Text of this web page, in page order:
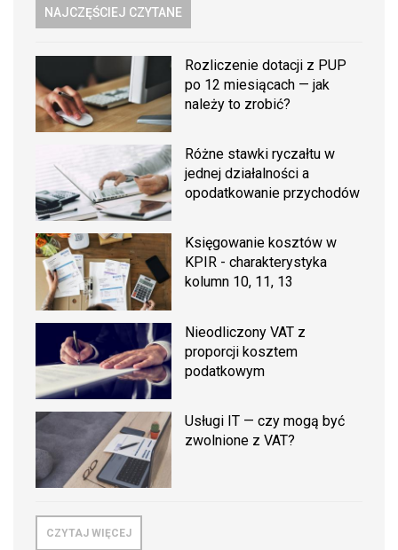
NAJCZĘŚCIEJ CZYTANE
Rozliczenie dotacji z PUP
po 12 miesiącach — jak
należy to zrobić?
Różne stawki ryczałtu w
jednej działalności a
opodatkowanie przychodów
Księgowanie kosztów w
KPIR - charakterystyka
kolumn 10, 11, 13
Nieodliczony VAT z
proporcji kosztem
podatkowym
Usługi IT — czy mogą być
zwolnione z VAT?
CZYTAJ WIĘCEJ